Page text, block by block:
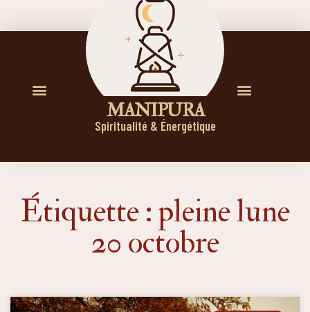
M A N I P U R A
Spiritualité & Énergétique
Étiquette : pleine lune
20 octobre